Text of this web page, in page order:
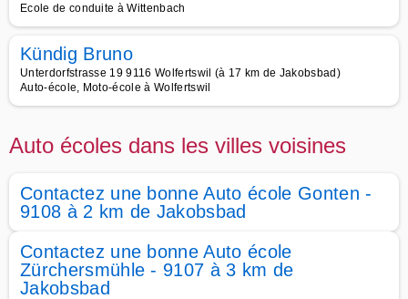
Ecole de conduite à Wittenbach
Kündig Bruno
Unterdorfstrasse 19 9116 Wolfertswil (à 17 km de Jakobsbad)
Auto-école, Moto-école à Wolfertswil
Auto écoles dans les villes voisines
Contactez une bonne Auto école Gonten -
9108 à 2 km de Jakobsbad
Contactez une bonne Auto école
Zürchersmühle - 9107 à 3 km de
Jakobsbad